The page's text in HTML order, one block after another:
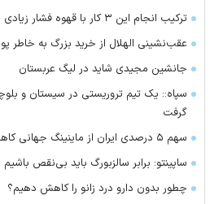
ترکیب انجام این ۳ کار با قهوه فشار زیادی به قلب وارد می‌کند
عقب‌نشینی الهلال از خرید بزرگ به خاطر
جانشین مجیدی شاید در لیگ عربستان
سپاه:: یک تیم تروریستی در سیستان و
گرفت
سهم ۵ درصدی ایران از ماینینگ جهانی کاهش یافت
ساپینتو: برابر سالزبورگ باید بی‌نقص باشیم
چطور بدون دارو درد زانو را کاهش دهیم؟